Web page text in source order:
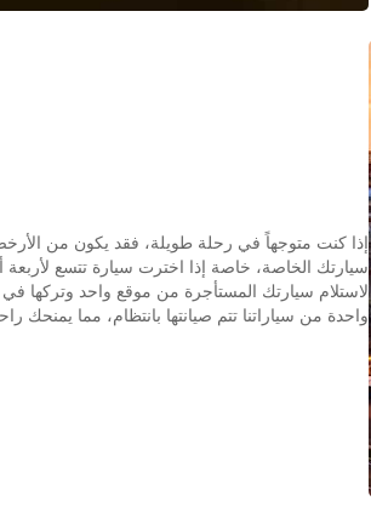
إذا كنت متوجهاً في رحلة طويلة، فقد يكون من
سيارتك الخاصة، خاصة إذا اخترت سيارة تتسع
لاستلام سيارتك المستأجرة من موقع واحد وتركها
واحدة من سياراتنا تتم صيانتها بانتظام، مما يمنحك